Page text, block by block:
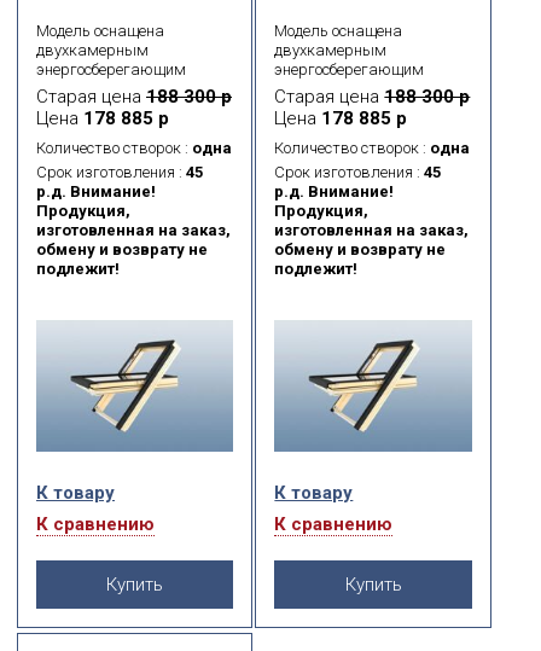
Модель оснащена
двухкамерным
энергосберегающим
морозостойким
стеклопакетом. Данная
модель имеет 5 контуров
уплотнения, что
обеспечивает
максимальную
герметичность
примыкания створки к
коробке окна. Также
доступно в модификации
FTT U6 Thermo Z-Wave с
открывания. Благодаря
системе безопасности
FAKRO topSafe окна для
крыши соответствуют
самым строгим
Европейским нормам
безопасности (Европейский
стандарт EN 13049) и
самых безопасных на
Российском рынке,
согласно проведённым
Старая цена 188 300 р
Цена 178 885 р
Количество створок : одна
Срок изготовления : 45
р.д. Внимание!
Продукция,
изготовленная на заказ,
обмену и возврату не
подлежит!
К товару
К сравнению
Купить
Модель оснащена
двухкамерным
энергосберегающим
морозостойким
стеклопакетом. Данная
модель имеет 5 контуров
уплотнения, что
обеспечивает
максимальную
герметичность
примыкания створки к
коробке окна. Также
доступно в модификации
FTT U6 Thermo Z-Wave с
открывания. Благодаря
системе безопасности
FAKRO topSafe окна для
крыши соответствуют
самым строгим
Европейским нормам
безопасности (Европейский
стандарт EN 13049) и
самых безопасных на
Российском рынке,
согласно проведённым
Старая цена188 300 р
Цена 178 885 р
Количество створок : одна
Срок изготовления :45
р.д. Внимание!
Продукция,
изготовленная на заказ,
обмену и возврату не
подлежит!
К товару
К сравнению
Купить